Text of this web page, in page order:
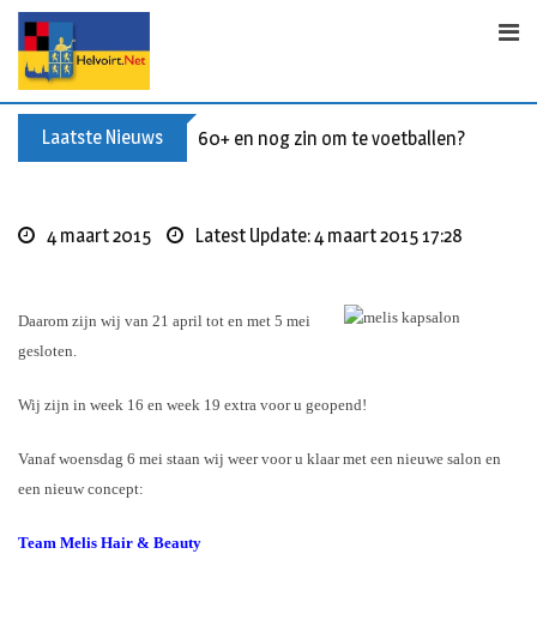
p
Laatste Nieuws 60+ en nog zin om te voetballen? Kom
4 maart 2015 Latest Update: 4 maart 2015 17:28
Daarom zijn wij van 21 april tot en met 5 mei
gesloten.
Wij zijn in week 16 en week 19 extra voor u geopend!
Vanaf woensdag 6 mei staan wij weer voor u klaar met een nieuwe salon en
een nieuw concept:
Team Melis Hair & Beauty